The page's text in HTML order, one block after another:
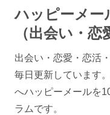
ハッピーメー
（出会い・恋
出会い・恋愛・恋活
毎日更新しています
へハッピーメールを
ラムです。